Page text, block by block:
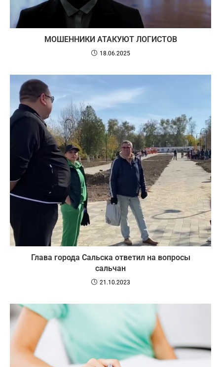
МОШЕННИКИ АТАКУЮТ ЛОГИСТОВ
18.06.2025
Глава города Сальска ответил на вопросы
сальчан
21.10.2023